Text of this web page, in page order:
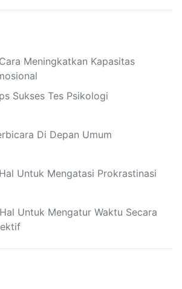
Meningkatkan Kapasitas
Sukses Tes Psikologi
Di Depan Umum
Untuk Mengatasi Prokrastinasi
Untuk Mengatur Waktu Secara